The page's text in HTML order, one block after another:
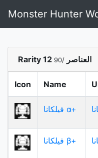
Monster Hunter
Rarity 12 العناصر /90
Icon Name
فيلكانا α+
فيلكانا β+